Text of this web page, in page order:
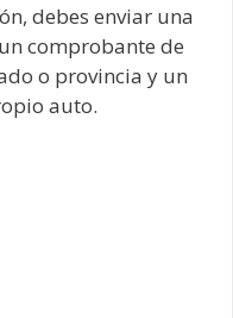
debes enviar una
comprobante de
o provincia y un
auto.